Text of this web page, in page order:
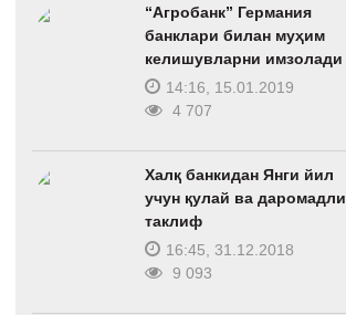
“Агробанк” Германия
банклари билан муҳим
келишувларни имзолади
14:16, 15.01.2019
4 707
Халқ банкидан Янги йил
учун қулай ва даромадли
таклиф
16:45, 31.12.2018
9 093